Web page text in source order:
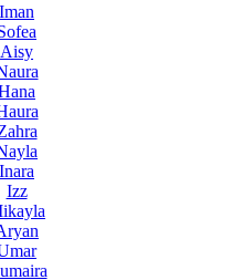
Iman
Aisy
Inara
Izz